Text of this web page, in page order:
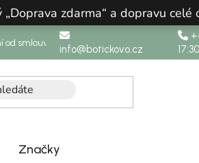
zdarma“ a dopravu
smlouvy info@botickovo.cz
17:30
Značky